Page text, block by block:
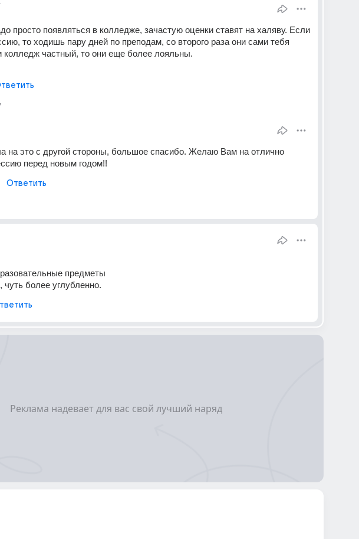
просто появляться в колледже, зачастую оценки ставят на халяву. Если
то ходишь пару дней по преподам, со второго раза они сами тебя
колледж частный, то они еще более лояльны.
на это с другой стороны, большое спасибо. Желаю Вам на отлично
перед новым годом!!
Ответить
предметы
чуть более углубленно.